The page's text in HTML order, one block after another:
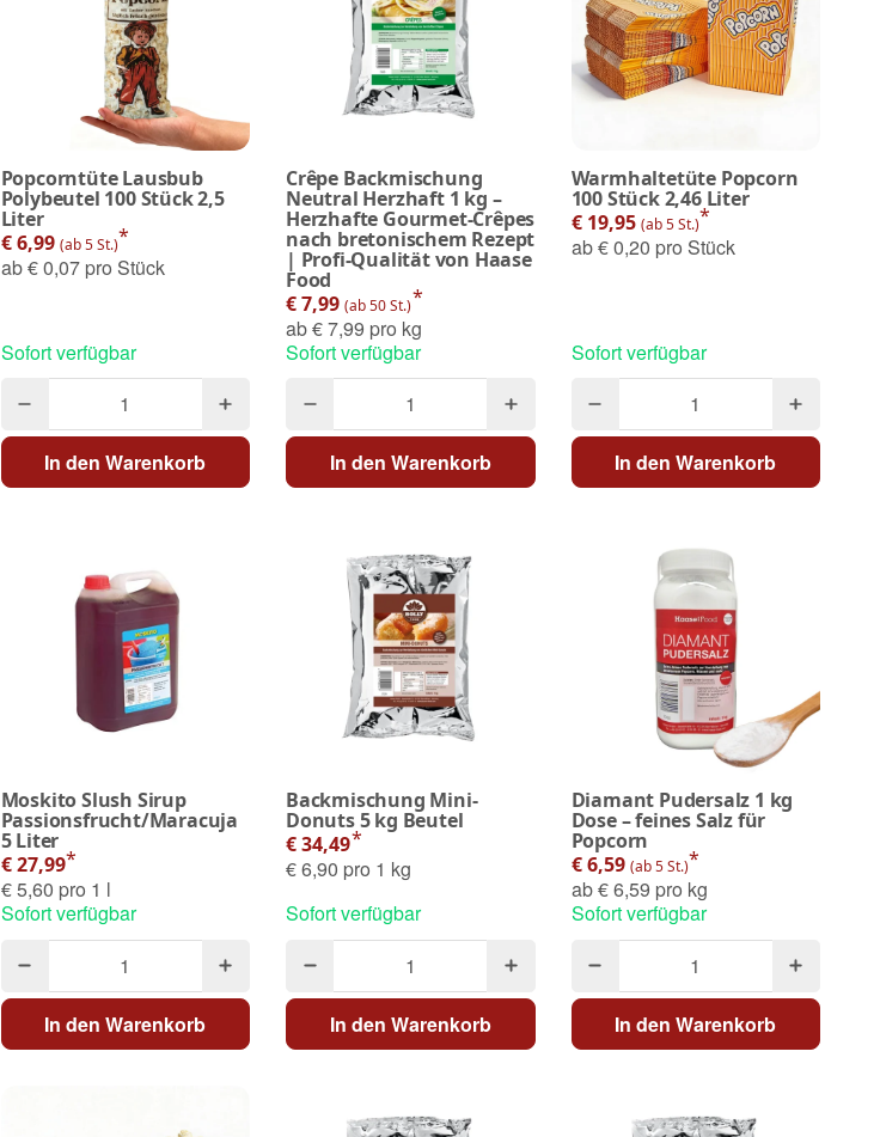
Popcorntüte Lausbub
Polybeutel 100 Stück 2,5
Liter
€ 6,99 (ab 5 St.)*
ab€ 0,07 pro Stück
Sofort verfügbar
In den Warenkorb
Crêpe Backmischung
Neutral Herzhaft 1 kg –
Herzhafte Gourmet-Crêpes
nach bretonischem Rezept
| Profi-Qualität von Haase
Food
€ 7,99 (ab 50 St.)*
ab€ 7,99 pro kg
Sofort verfügbar
In den Warenkorb
Warmhaltetüte Popcorn
100 Stück 2,46 Liter
€ 19,95 (ab 5 St.)*
ab€ 0,20 pro Stück
Sofort verfügbar
In den Warenkorb
Moskito Slush Sirup
Passionsfrucht/Maracuja
5 Liter
€ 27,99*
€ 5,60 pro 1 l
Sofort verfügbar
In den Warenkorb
Backmischung Mini-
Donuts 5 kg Beutel
€ 34,49*
€ 6,90 pro 1 kg
Sofort verfügbar
In den Warenkorb
Diamant Pudersalz 1 kg
Dose – feines Salz für
Popcorn
€ 6,59 (ab 5 St.)*
ab€ 6,59 pro kg
Sofort verfügbar
In den Warenkorb